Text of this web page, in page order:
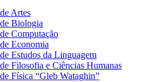
Artes
Biologia
Computação
Economia
Estudos da Linguagem
Filosofia e Ciências Humanas
Física “Gleb Wataghin”